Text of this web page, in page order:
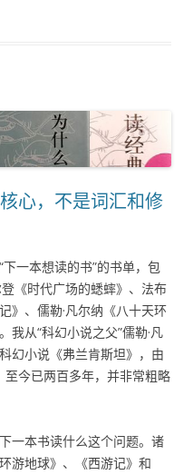
心，不是词汇和修
一本想读的书”的书单，包
《时代广场的蟋蟀》、法布
》、儒勒·凡尔纳《八十天环
我从“科幻小说之父”儒勒·凡
幻小说《弗兰肯斯坦》，由
至今已两百多年，并非常粗略
一本书读什么这个问题。诸
游地球》、《西游记》和